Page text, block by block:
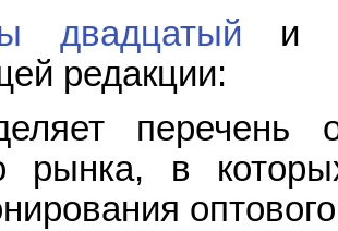
двадцатый и
редакции:
перечень
рынка, в